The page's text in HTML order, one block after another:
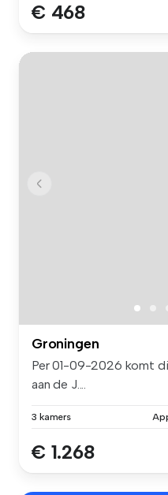
€ 468
Groningen
Per 01-09-2026 komt
aan de J....
3 kamers
€ 1.268